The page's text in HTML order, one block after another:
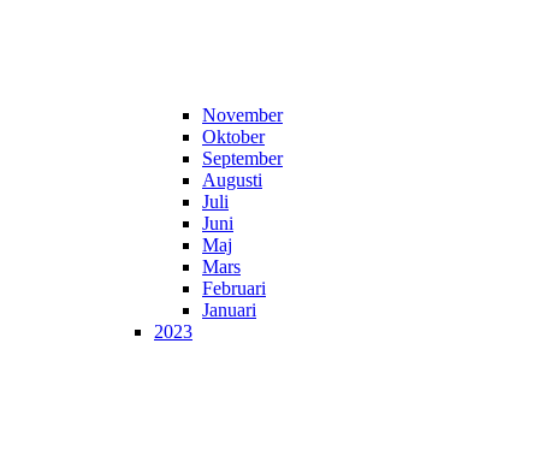
November
Oktober
September
Augusti
Juli
Juni
Maj
Mars
Februari
Januari
2023